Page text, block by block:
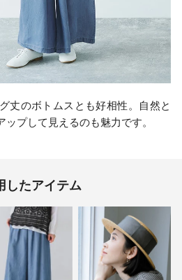
丈のボトムスとも好相性。自然と
プして見えるのも魅力です。
したアイテム